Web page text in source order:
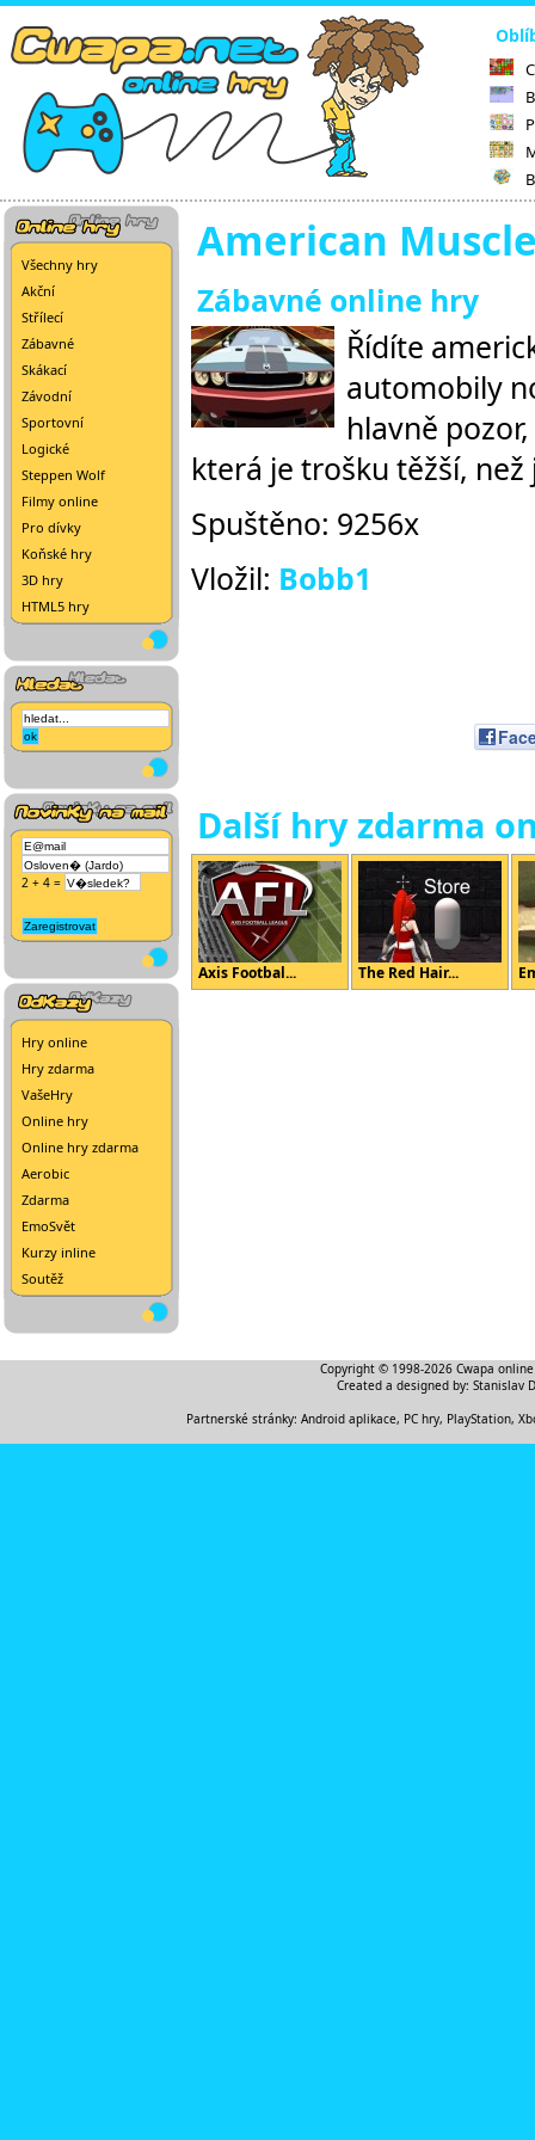
Všechny hry
Akční
Střílecí
Zábavné
Skákací
Závodní
Sportovní
Logické
Steppen Wolf
Filmy online
Pro dívky
Koňské hry
3D hry
HTML5 hry
2 + 4 =
Hry online
Hry zdarma
VašeHry
Online hry
Online hry zdarma
Aerobic
Zdarma
EmoSvět
Kurzy inline
Soutěž
American
Zábavné online hry
Řídíte
automobily
hlavně
která je trošku těžší,
Spuštěno: 9256x
Vložil: Bobb1
Další hry zdarma
Axis Footbal... The Red Hair...
Copyright © 1998-2026 Cwapa
Created a designed by: Stanislav
Partnerské stránky: Android aplikace, PC hry, PlayStation,